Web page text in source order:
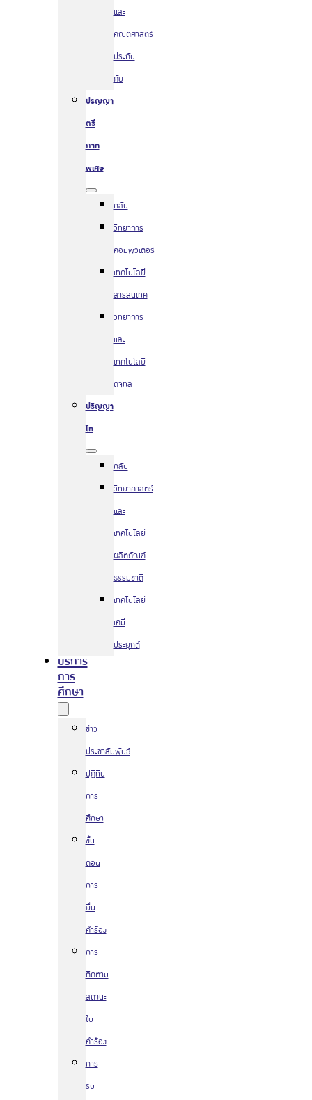
และ
คณิตศาสตร์
ประกัน
ภัย
ปริญญา
ตรี
ภาค
พิเศษ
กลับ
วิทยาการ
คอมพิวเตอร์
เทคโนโลยี
สารสนเทศ
วิทยาการ
และ
เทคโนโลยี
ดิจิทัล
ปริญญา
โท
กลับ
วิทยาศาสตร์
และ
เทคโนโลยี
ผลิตภัณฑ์
ธรรมชาติ
เทคโนโลยี
เคมี
ประยุกต์
บริการ
การ
ศึกษา
ข่าว
ประชาสัมพันธ์
ปฏิทิน
การ
ศึกษา
ขั้น
ตอน
การ
ยื่น
คำร้อง
การ
ติดตาม
สถานะ
ใบ
คำร้อง
การ
รับ